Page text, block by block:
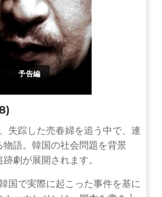
予告編
失踪した売春婦を追う中で、連
語。韓国の社会問題を背景
劇が展開されます。
国で実際に起こった事件を基に